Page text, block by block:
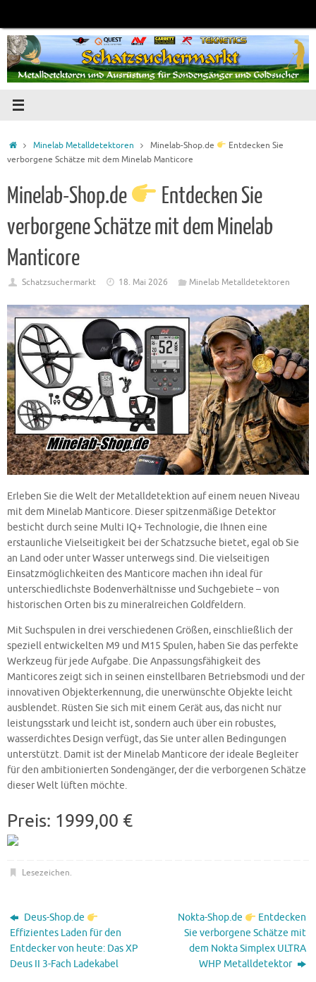
springen
Startseite
Minelab Metalldetektoren Minelab-Shop.de
Entdecken Sie
verborgene Schätze mit dem Minelab Manticore
Minelab-Shop.de
Entdecken Sie
verborgene Schätze mit dem Minelab
Manticore
Schatzsuchermarkt 18. Mai 2026 Minelab Metalldetektoren
Erleben Sie die Welt der Metalldetektion auf einem neuen Niveau
mit dem Minelab Manticore. Dieser spitzenmäßige Detektor
besticht durch seine Multi IQ+ Technologie, die Ihnen eine
erstaunliche Vielseitigkeit bei der Schatzsuche bietet, egal ob Sie
an Land oder unter Wasser unterwegs sind. Die vielseitigen
Einsatzmöglichkeiten des Manticore machen ihn ideal für
unterschiedlichste Bodenverhältnisse und Suchgebiete – von
historischen Orten bis zu mineralreichen Goldfeldern.
Mit Suchspulen in drei verschiedenen Größen, einschließlich der
speziell entwickelten M9 und M15 Spulen, haben Sie das perfekte
Werkzeug für jede Aufgabe. Die Anpassungsfähigkeit des
Manticores zeigt sich in seinen einstellbaren Betriebsmodi und der
innovativen Objekterkennung, die unerwünschte Objekte leicht
ausblendet. Rüsten Sie sich mit einem Gerät aus, das nicht nur
leistungsstark und leicht ist, sondern auch über ein robustes,
wasserdichtes Design verfügt, das Sie unter allen Bedingungen
unterstützt. Damit ist der Minelab Manticore der ideale Begleiter
für den ambitionierten Sondengänger, der die verborgenen Schätze
dieser Welt lüften möchte.
Preis: 1999,00 €
Lesezeichen.
Deus-Shop.de
Effizientes Laden für den
Entdecker von heute: Das XP
Deus II 3-Fach Ladekabel
Nokta-Shop.de
Entdecken
Sie verborgene Schätze mit
dem Nokta Simplex ULTRA
WHP Metalldetektor